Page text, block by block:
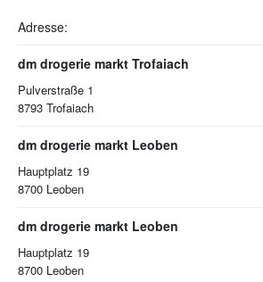
Adresse:
dm drogerie markt Trofaiach
Pulverstraße 1
8793 Trofaiach
dm drogerie markt Leoben
Hauptplatz 19
8700 Leoben
dm drogerie markt Leoben
Hauptplatz 19
8700 Leoben